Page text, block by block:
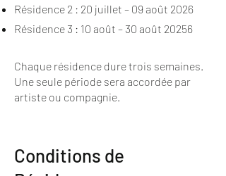
Résidence 2 : 20 juillet – 09 août 2026
Résidence 3 : 10 août – 30 août 20256
Chaque résidence dure trois semaines.
Une seule période sera accordée par
artiste ou compagnie.
Conditions de